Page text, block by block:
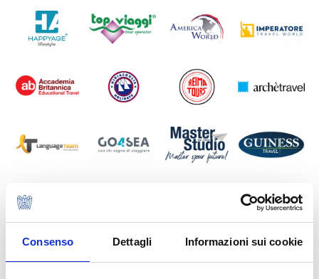
Consenso Dettagli Informazioni sui cookie